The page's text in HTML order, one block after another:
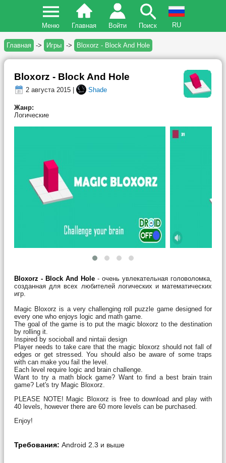
Меню Главная Войти Поиск RU
Главная -> Игры -> Bloxorz - Block And Hole
Bloxorz - Block And Hole
2 августа 2015 | Shade
Жанр:
Логические
Bloxorz - Block And Hole - очень увлекательная головоломка,
созданная для всех любителей логических и математических
игр.
Magic Bloxorz is a very challenging roll puzzle game designed for
every one who enjoys logic and math game.
The goal of the game is to put the magic bloxorz to the destination
by rolling it.
Inspired by socioball and nintaii design
Player needs to take care that the magic bloxorz should not fall of
edges or get stressed. You should also be aware of some traps
with can make you fail the level.
Each level require logic and brain challenge.
Want to try a math block game? Want to find a best brain train
game? Let's try Magic Bloxorz.
PLEASE NOTE! Magic Bloxorz is free to download and play with
40 levels, however there are 60 more levels can be purchased.
Enjoy!
Требования: Android 2.3 и выше